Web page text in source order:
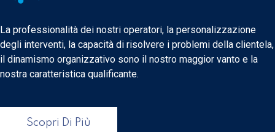
La professionalità dei nostri operatori, la personalizzazione
degli interventi, la capacità di risolvere i problemi della clientela,
il dinamismo organizzativo sono il nostro maggior vanto e la
nostra caratteristica qualificante.
Scopri Di Più